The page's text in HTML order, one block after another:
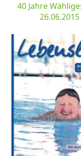
40 Jahre
26.06.2015